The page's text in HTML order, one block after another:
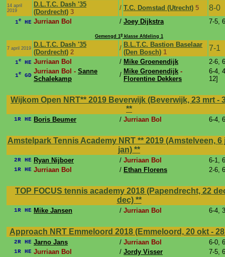
14 april
2019
D.L.T.C. Dash '35
(Dordrecht) 3
/ T.C. Domstad (Utrecht) 5 8-0
1e HE Jurriaan Bol / Joey Dijkstra 7-5,
Gemengd 1e klasse Afdeling 1
7 april 2019
D.L.T.C. Dash '35
(Dordrecht) 2
/ B.L.T.C. Bastion Baselaar
(Den Bosch) 1 7-1
1e HE Jurriaan Bol / Mike Groenendijk 2-6,
1e GD
Jurriaan Bol - Sanne
Schalekamp
/ Mike Groenendijk -
Florentine Dekkers
6-4,
12]
Wijkom Open NRT** 2019 Beverwijk (Beverwijk, 23 mrt -
**
1R HE Boris Beumer / Jurriaan Bol 6-4,
Amstelpark Tennis Academy NRT ** 2019 (Amstelveen, 6
jan) **
2R HE Ryan Nijboer / Jurriaan Bol 6-1,
1R HE Jurriaan Bol / Ethan Florens 2-6,
TOP FOCUS tennis academy 2018 (Papendrecht, 22
dec) **
1R HE Mike Jansen / Jurriaan Bol 6-4,
Approach NRT Emmeloord 2018 (Emmeloord, 20 okt -
2R HE Jarno Jans / Jurriaan Bol 6-0,
1R HE Jurriaan Bol / Jordy Visser 7-5,